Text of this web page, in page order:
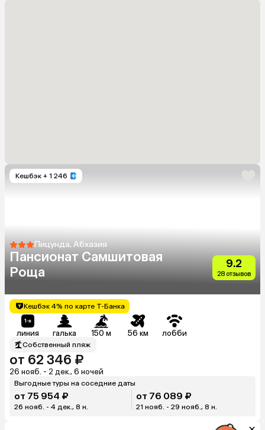
Кешбэк + 1 246
Пицунда, Абхазия
Пансионат Самшитовая
Роща
9.2
28 отзывов
Кешбэк 4% по карте Т-Банка
линия галька 150 м 56 км лобби
Собственный пляж
от 62 346 ₽
26 нояб. - 2 дек., 6 ночей
Выгодные туры на соседние даты
от 75 954 ₽
26 нояб. - 4 дек., 8 н.
от 76 089 ₽
21 нояб. - 29 нояб., 8 н.